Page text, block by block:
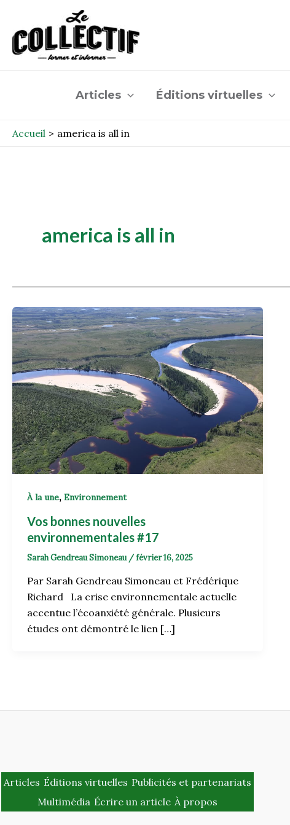
contenu
Articles Éditions virtuelles
Accueil america is all in
america is all in
À la une, Environnement
Vos bonnes nouvelles
environnementales #17
Sarah Gendreau Simoneau /février 16, 2025
Par Sarah Gendreau Simoneau et Frédérique
Richard La crise environnementale actuelle
accentue l’écoanxiété générale. Plusieurs
études ont démontré le lien […]
Articles Éditions virtuelles Publicités et partenariats
Multimédia Écrire un article À propos